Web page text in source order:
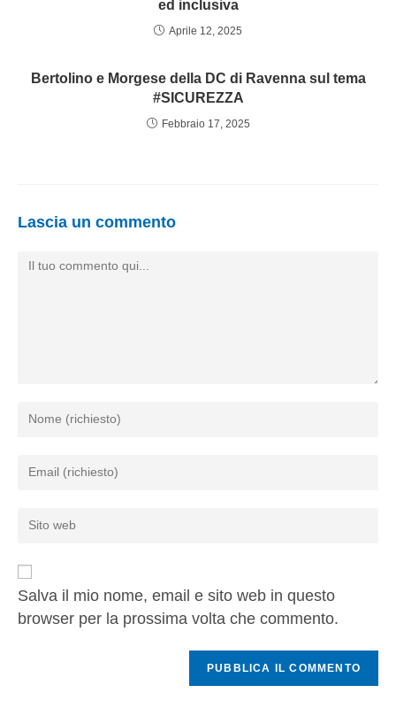
ed inclusiva
Aprile 12, 2025
Bertolino e Morgese della DC di Ravenna sul tema
#SICUREZZA
Febbraio 17, 2025
Lascia un commento
Salva il mio nome, email e sito web in questo
browser per la prossima volta che commento.